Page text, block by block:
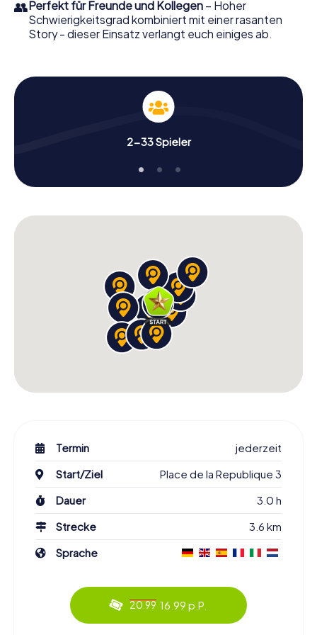
👥Perfekt für Freunde und Kollegen – Hoher
Schwierigkeitsgrad kombiniert mit einer rasanten
Story - dieser Einsatz verlangt euch einiges ab.
2-33 Spieler
Termin
jederzeit
Start/Ziel
Place de la Republique 3
Dauer
3.0 h
Strecke
3.6 km
Sprache
20.99 16.99 p.P.